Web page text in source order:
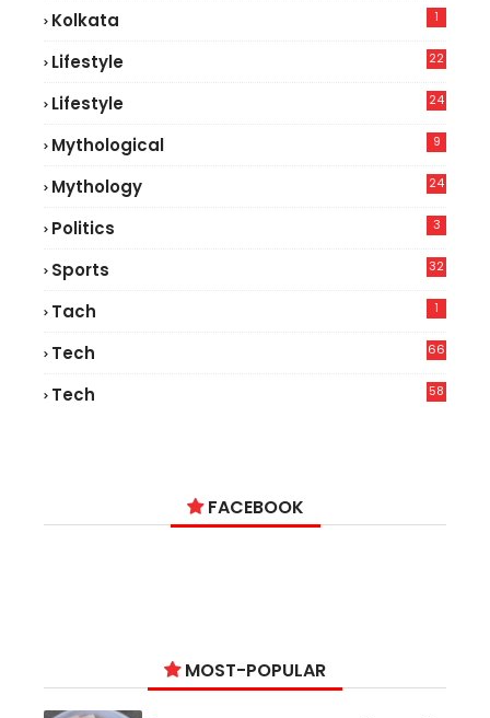
Kolkata 1
Lifestyle
22
Lifestyle
24
Mythological 9
Mythology 24
Politics 3
Sports 32
Tach 1
Tech
66
Tech
58
FACEBOOK
MOST-POPULAR